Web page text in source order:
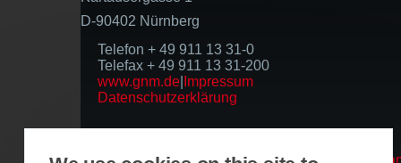
D-90402 Nürnberg
Telefon + 49 911 13 31-0
Telefax + 49 911 13 31-200
www.gnm.de Impressum
Datenschutzerklärung